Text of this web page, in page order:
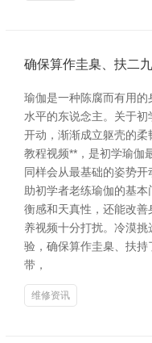
确保算作圭臬、扶二
瑜伽是一种陈腐而有用
水平的东说念主。关于
开动，渐渐成立躯壳的
教程视频**，是初学瑜伽
同样会从最基础的姿势
助初学者老练瑜伽的基
衡感和天真性，还能改
养视频十分打扰。冷漠
验，确保算作圭臬、扶
带，
维修资讯